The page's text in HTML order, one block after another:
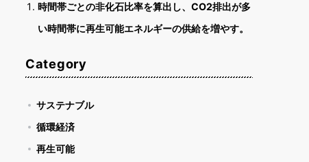
時間帯ごとの非化石比率を算出し、CO2排出が多
い時間帯に再生可能エネルギーの供給を増やす。
Category
サステナブル
循環経済
再生可能